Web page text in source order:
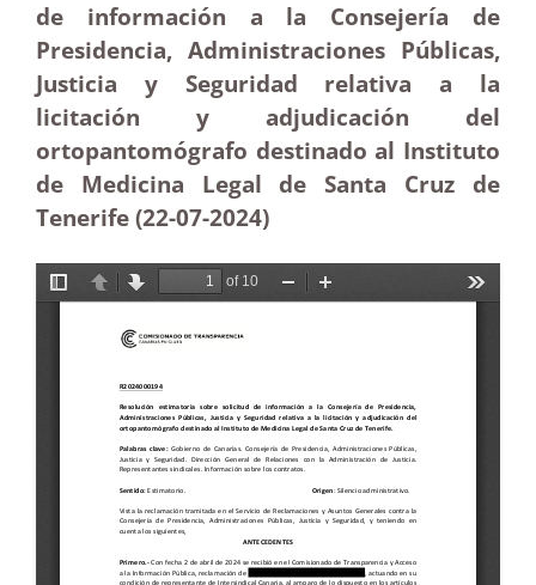
de información a la Consejería de
Presidencia, Administraciones Públicas,
Justicia y Seguridad relativa a la
licitación y adjudicación del
ortopantomógrafo destinado al Instituto
de Medicina Legal de Santa Cruz de
Tenerife (22-07-2024)